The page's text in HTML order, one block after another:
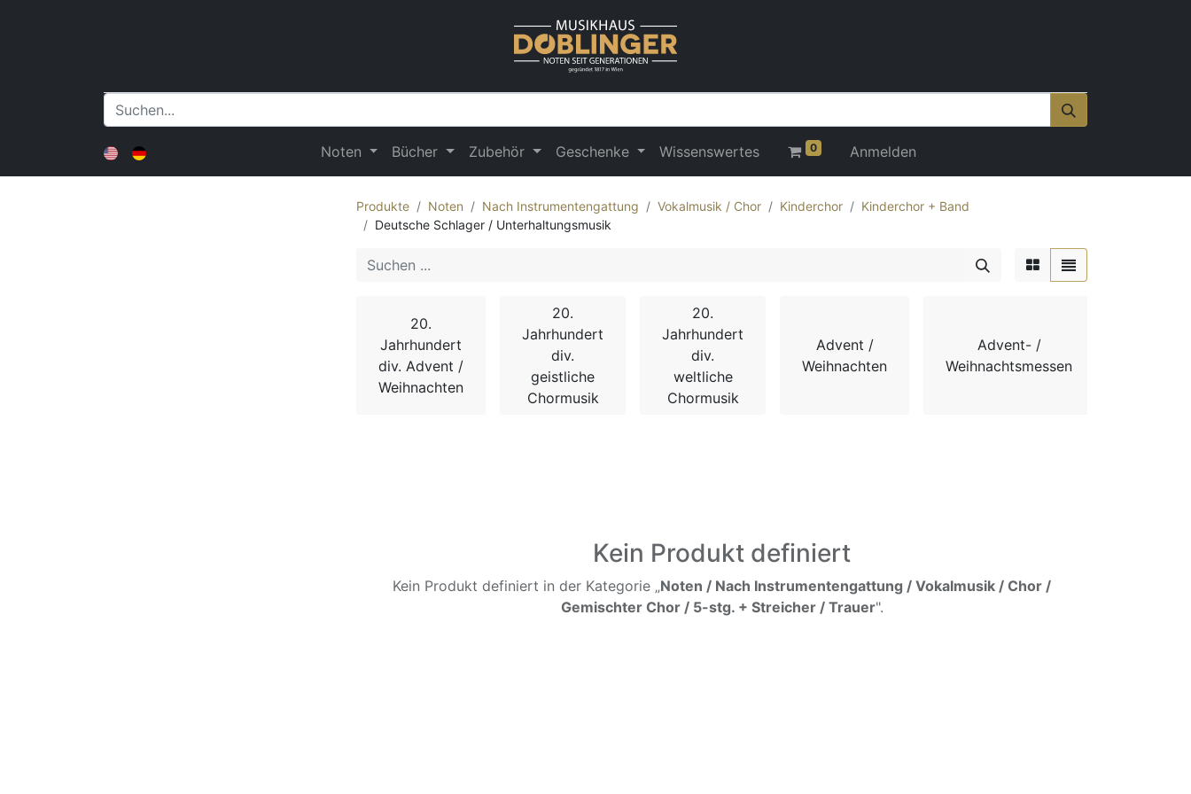
Noten Bücher Zubehör Geschenke Wissenswertes 0 Anmelden
Produkte Noten Nach Instrumentengattung Vokalmusik / Chor Kinderchor
Kinderchor + Band
Deutsche Schlager / Unterhaltungsmusik
20.
Jahrhundert
div. Advent /
Weihnachten
20.
Jahrhundert
div.
geistliche
Chormusik
20.
Jahrhundert
div.
weltliche
Chormusik
Advent /
Weihnachten
Advent- /
Weihnachtsmessen
Kein Produkt definiert
Kein Produkt definiert in der Kategorie „Noten / Nach Instrumentengattung / Vokalmusik / Chor /
Gemischter Chor / 5-stg. + Streicher / Trauer".